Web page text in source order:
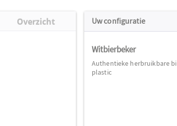
Overzicht Uw configuratie
Witbierbeker
Authentieke herbruikbare
plastic